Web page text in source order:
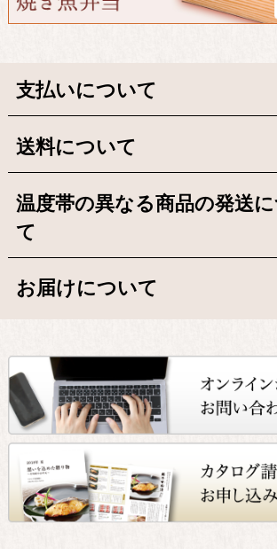
支払いについて
送料について
温度帯の異なる商品の発送
て
お届けについて